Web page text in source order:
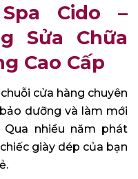
Cido –
Sửa Chữa
Cao Cấp
cửa hàng chuyên
dưỡng và làm mới
nhiều năm phát
giày dép của bạn